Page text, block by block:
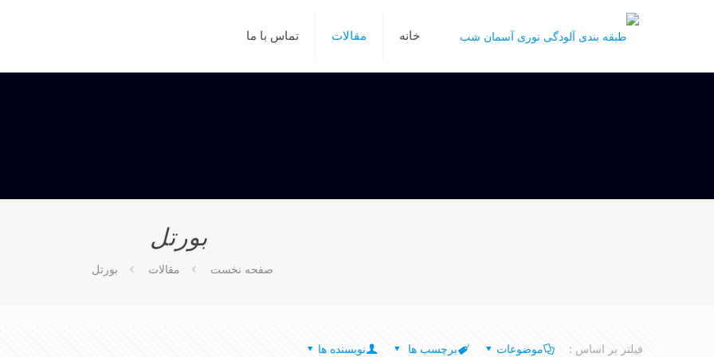
خانه مقالات تماس با ما
بورتل
صفحه نخست مقالات بورتل
فیلتر بر اساس : موضوعات برچسب ها نویسنده ها